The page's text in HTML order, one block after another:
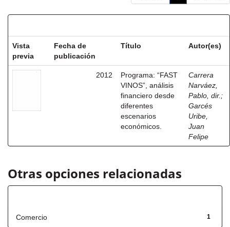
Vista
previa
Fecha de
publicación
Título Autor(es)
2012
Programa: “FAST
VINOS”, análisis
financiero desde
diferentes
escenarios
económicos.
Carrera
Narváez,
Pablo, dir. ;
Garcés
Uribe,
Juan
Felipe
Otras opciones relacionadas
1
Comercio